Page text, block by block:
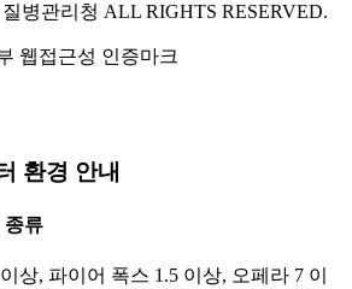
병관리청 ALL RIGHTS RESERVED.
환경 안내
종류
상, 파이어 폭스 1.5 이상, 오페라 7 이